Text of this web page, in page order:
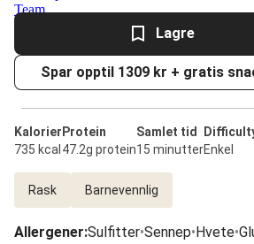
Lagre
Spar opptil 1309 kr + gratis
Kalorier
735 kcal
Protein
47.2g protein
Samlet tid
15 minutterEnkel
Rask Barnevennlig
Allergener:Sulfitter•Sennep•Hvete•